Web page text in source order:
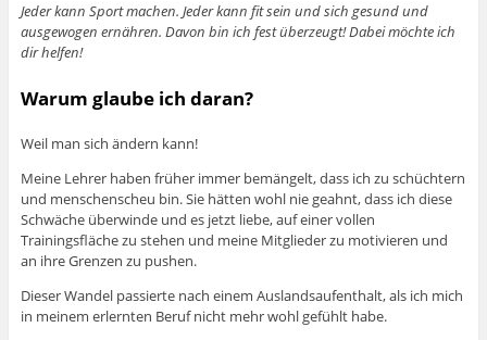
Jeder kann Sport machen. Jeder kann fit sein und sich gesund und
ausgewogen ernähren. Davon bin ich fest überzeugt! Dabei möchte ich
dir helfen!
Warum glaube ich daran?
Weil man sich ändern kann!
Meine Lehrer haben früher immer bemängelt, dass ich zu schüchtern
und menschenscheu bin. Sie hätten wohl nie geahnt, dass ich diese
Schwäche überwinde und es jetzt liebe, auf einer vollen
Trainingsfläche zu stehen und meine Mitglieder zu motivieren und
an ihre Grenzen zu pushen.
Dieser Wandel passierte nach einem Auslandsaufenthalt, als ich mich
in meinem erlernten Beruf nicht mehr wohl gefühlt habe.